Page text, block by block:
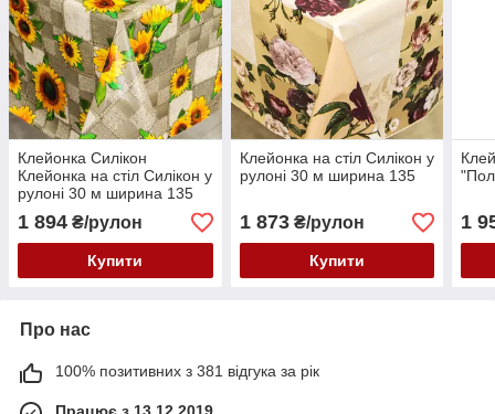
Клейонка Силікон
Клейонка на стіл Силікон у
рулоні 30 м ширина 135
1 894 ₴/рулон
Купити
Клейонка на стіл Силікон у
рулоні 30 м ширина 135
1 873₴/рулон
Купити
1
Про нас
100% позитивних з 381 відгука за рік